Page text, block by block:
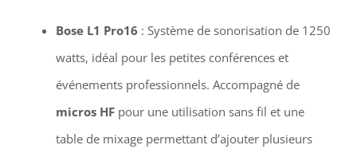
Bose L1 Pro16 : Système de sonorisation de 1250
watts, idéal pour les petites conférences et
événements professionnels. Accompagné de
micros HFpour une utilisation sans fil et une
table de mixage permettant d’ajouter plusieurs